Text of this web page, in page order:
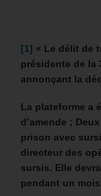
[1] « Le délit de
présidente de la
annonçant la
La plateforme a
d’amende ;
prison avec
directeur des
sursis. Elle
pendant un